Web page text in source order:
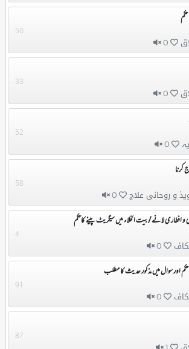
0
50
0
33
0
52
و روحانی علاج 0
58
لانے/بیت الخلاء میں سیگریٹ پینے کاحکم
0
4
اور سوال میں مذکور حدیث کا مطلب
0
91
87